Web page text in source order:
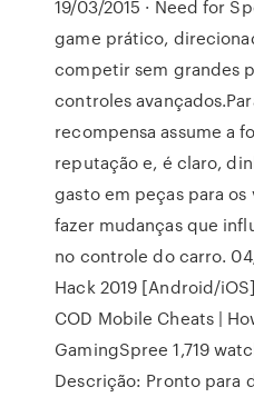
19/03/2015 · Need for
game prático,
competir sem grandes
controles
recompensa assume a
reputação e, é claro,
gasto em peças para os
fazer mudanças que
no controle do carro.
Hack 2019 [Android/
COD Mobile Cheats |
GamingSpree 1,719
Descrição: Pronto para